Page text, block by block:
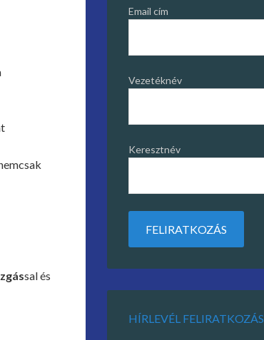
sal és
Email cím
Vezetéknév
Keresztnév
HÍRLEVÉL FELIRATKOZÁS